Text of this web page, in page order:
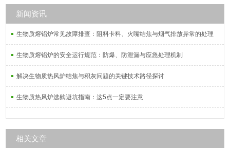
新闻资讯
生物质熔铝炉常见故障排查：阻料卡料、火嘴结焦与烟气排放异常的处理
生物质熔铝炉的安全运行规范：防爆、防泄漏与应急处理机制
解决生物质热风炉结焦与积灰问题的关键技术路径探讨
生物质热风炉选购避坑指南：这5点一定要注意
相关文章